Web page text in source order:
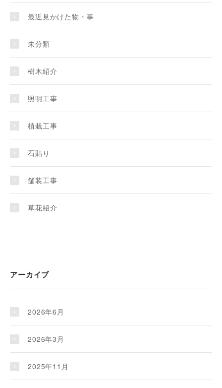
最近見かけた物・事
未分類
樹木紹介
照明工事
植栽工事
石貼り
舗装工事
草花紹介
アーカイブ
2026年6月
2026年3月
2025年11月